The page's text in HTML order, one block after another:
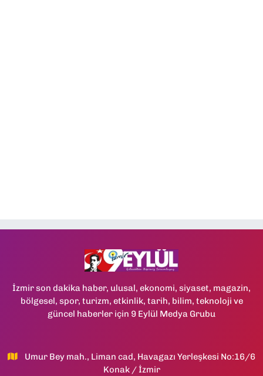
İzmir son dakika haber, ulusal, ekonomi, siyaset, magazin,
bölgesel, spor, turizm, etkinlik, tarih, bilim, teknoloji ve
güncel haberler için 9 Eylül Medya Grubu
Umur Bey mah., Liman cad, Havagazı Yerleşkesi No:16/6
Konak / İzmir